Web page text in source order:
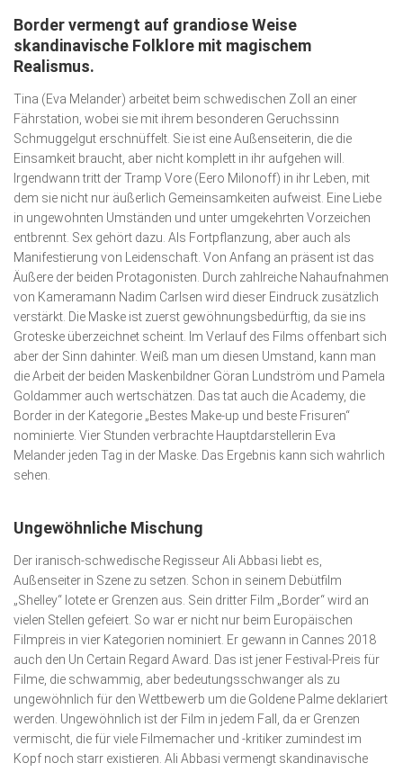
Kunst & Kultur
Lifestyle
Ausflug & Reise
Podcast
Top Branchen
SACHSEN IN PARIS
Border vermengt auf grandiose Weise
skandinavische Folklore mit magischem
Realismus.
Tina (Eva Melander) arbeitet beim schwedischen Zoll an einer
Fährstation, wobei sie mit ihrem besonderen Geruchssinn
Schmuggelgut erschnüffelt. Sie ist eine Außenseiterin, die die
Einsamkeit braucht, aber nicht komplett in ihr aufgehen will.
Irgendwann tritt der Tramp Vore (Eero Milonoff) in ihr Leben, mit
dem sie nicht nur äußerlich Gemeinsamkeiten aufweist. Eine Liebe
in ungewohnten Umständen und unter umgekehrten Vorzeichen
entbrennt. Sex gehört dazu. Als Fortpflanzung, aber auch als
Manifestierung von Leidenschaft. Von Anfang an präsent ist das
Äußere der beiden Protagonisten. Durch zahlreiche Nahaufnahmen
von Kameramann Nadim Carlsen wird dieser Eindruck zusätzlich
verstärkt. Die Maske ist zuerst gewöhnungsbedürftig, da sie ins
Groteske überzeichnet scheint. Im Verlauf des Films offenbart sich
aber der Sinn dahinter. Weiß man um diesen Umstand, kann man
die Arbeit der beiden Maskenbildner Göran Lundström und Pamela
Goldammer auch wertschätzen. Das tat auch die Academy, die
Border in der Kategorie „Bestes Make-up und beste Frisuren“
nominierte. Vier Stunden verbrachte Hauptdarstellerin Eva
Melander jeden Tag in der Maske. Das Ergebnis kann sich wahrlich
sehen.
Ungewöhnliche Mischung
Der iranisch-schwedische Regisseur Ali Abbasi liebt es,
Außenseiter in Szene zu setzen. Schon in seinem Debütfilm
„Shelley“ lotete er Grenzen aus. Sein dritter Film „Border“ wird an
vielen Stellen gefeiert. So war er nicht nur beim Europäischen
Filmpreis in vier Kategorien nominiert. Er gewann in Cannes 2018
auch den Un Certain Regard Award. Das ist jener Festival-Preis für
Filme, die schwammig, aber bedeutungsschwanger als zu
ungewöhnlich für den Wettbewerb um die Goldene Palme deklariert
werden. Ungewöhnlich ist der Film in jedem Fall, da er Grenzen
vermischt, die für viele Filmemacher und -kritiker zumindest im
Kopf noch starr existieren. Ali Abbasi vermengt skandinavische